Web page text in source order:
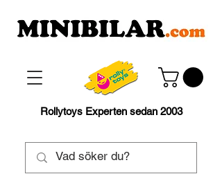
Rollytoys Experten sedan 2003